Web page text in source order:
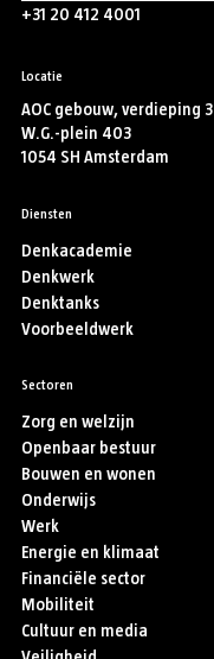
+31 20 412 4001
Locatie
AOC gebouw, verdieping 3
W.G.-plein 403
1054 SH Amsterdam
Diensten
Denkacademie
Denkwerk
Denktanks
Voorbeeldwerk
Sectoren
Zorg en welzijn
Openbaar bestuur
Bouwen en wonen
Onderwijs
Werk
Energie en klimaat
Financiële sector
Mobiliteit
Cultuur en media